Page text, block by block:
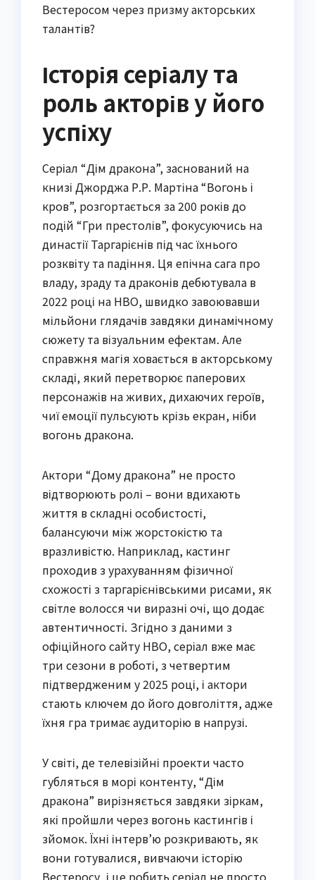
Вестеросом через призму акторських
талантів?
Історія серіалу та
роль акторів у його
успіху
Серіал “Дім дракона”, заснований на
книзі Джорджа Р.Р. Мартіна “Вогонь і
кров”, розгортається за 200 років до
подій “Гри престолів”, фокусуючись на
династії Таргарієнів під час їхнього
розквіту та падіння. Ця епічна сага про
владу, зраду та драконів дебютувала в
2022 році на HBO, швидко завоювавши
мільйони глядачів завдяки динамічному
сюжету та візуальним ефектам. Але
справжня магія ховається в акторському
складі, який перетворює паперових
персонажів на живих, дихаючих героїв,
чиї емоції пульсують крізь екран, ніби
вогонь дракона.
Актори “Дому дракона” не просто
відтворюють ролі – вони вдихають
життя в складні особистості,
балансуючи між жорстокістю та
вразливістю. Наприклад, кастинг
проходив з урахуванням фізичної
схожості з таргарієнівськими рисами, як
світле волосся чи виразні очі, що додає
автентичності. Згідно з даними з
офіційного сайту HBO, серіал вже має
три сезони в роботі, з четвертим
підтвердженим у 2025 році, і актори
стають ключем до його довголіття, адже
їхня гра тримає аудиторію в напрузі.
У світі, де телевізійні проекти часто
губляться в морі контенту, “Дім
дракона” вирізняється завдяки зіркам,
які пройшли через вогонь кастингів і
зйомок. Їхні інтерв’ю розкривають, як
вони готувалися, вивчаючи історію
Вестеросу, і це робить серіал не просто